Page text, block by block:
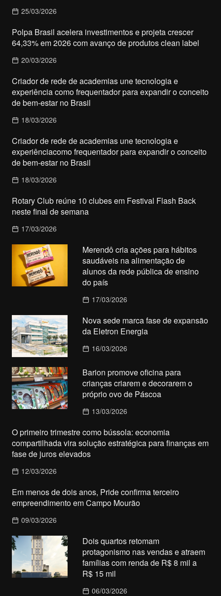
25/03/2026
Polpa Brasil acelera investimentos e projeta crescer
64,33% em 2026 com avanço de produtos clean label
20/03/2026
Criador de rede de academias une tecnologia e
experiência como frequentador para expandir o conceito
de bem-estar no Brasil
18/03/2026
Criador de rede de academias une tecnologia e
experiênciacomo frequentador para expandir o conceito
de bem-estar no Brasil
18/03/2026
Rotary Club reúne 10 clubes em Festival Flash Back
neste final de semana
17/03/2026
Merendô cria ações para hábitos
saudáveis na alimentação de
alunos da rede pública de ensino
do país
17/03/2026
Nova sede marca fase de expansão
da Eletron Energia
16/03/2026
Barion promove oficina para
crianças criarem e decorarem o
próprio ovo de Páscoa
13/03/2026
O primeiro trimestre como bússola: economia
compartilhada vira solução estratégica para finanças em
fase de juros elevados
12/03/2026
Em menos de dois anos, Pride confirma terceiro
empreendimento em Campo Mourão
09/03/2026
Dois quartos retomam
protagonismo nas vendas e atraem
famílias com renda de R$ 8 mil a
R$ 15 mil
06/03/2026